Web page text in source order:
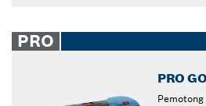
PRO
PRO